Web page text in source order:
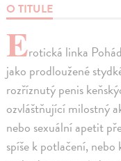
O TITULE
Erotická linka
jako prodloužené
rozříznutý penis
ozvláštňující milostný
nebo sexuální apetit
spíše k potlačení, nebo